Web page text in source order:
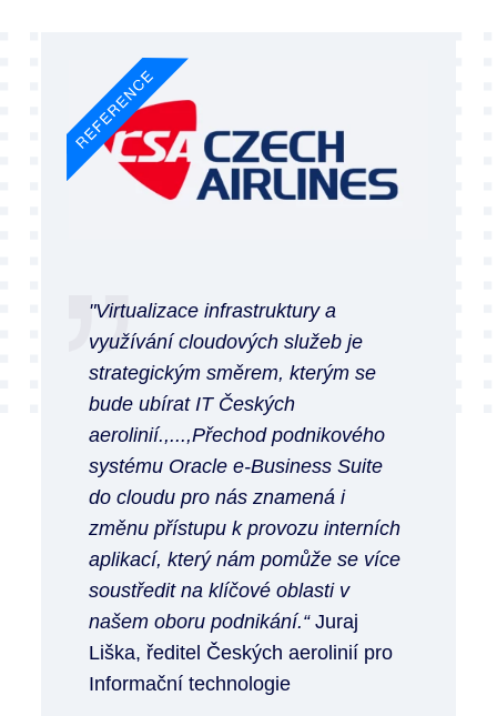
"Virtualizace infrastruktury a
využívání cloudových služeb je
strategickým směrem, kterým se
bude ubírat IT Českých
aerolinií.,...,Přechod podnikového
systému Oracle e-Business Suite
do cloudu pro nás znamená i
změnu přístupu k provozu interních
aplikací, který nám pomůže se více
soustředit na klíčové oblasti v
našem oboru podnikání.“Juraj
Liška, ředitel Českých aerolinií pro
Informační technologie